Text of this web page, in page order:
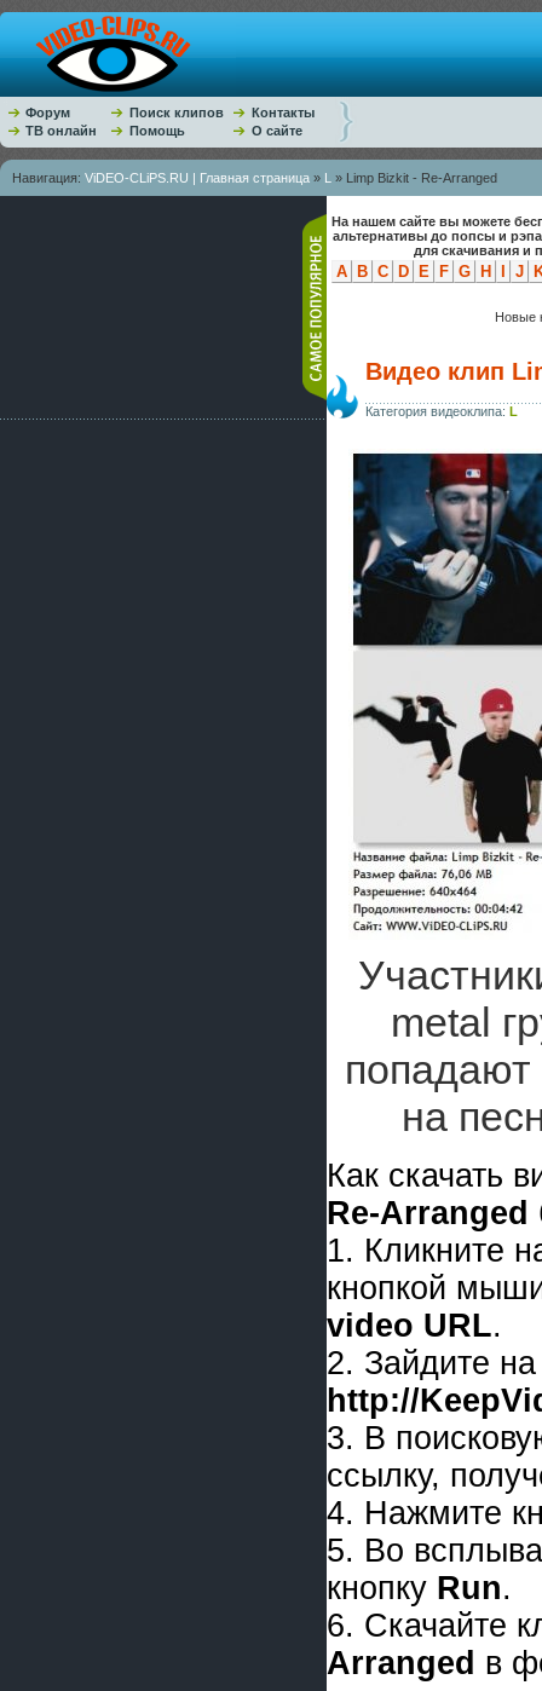
Форум Поиск клипов
Контакты
ТВ онлайн
Помощь О сайте
Навигация: ViDEO-CLiPS.RU | Главная страница » L » Limp Bizkit - Re-Arranged
На нашем сайте вы можете
альтернативы до попсы и
для скачивания и
A B C D E F G H J
Новые
Видео клип
Категория видеоклипа: L
metal
попадают
на
Как скачать
Re-Arranged
1. Кликните
кнопкой
video URL.
2. Зайдите на
http://
3. В
ссылку,
4. Нажмите
5. Во
кнопку Run.
6. Скачайте
Arranged в